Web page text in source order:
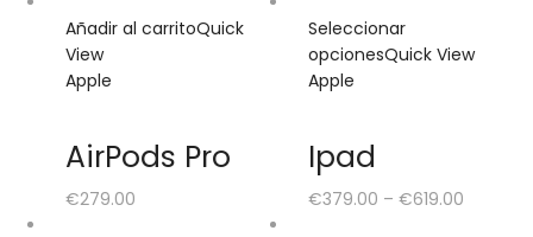
Añadir al carritoQuick
View
Apple
AirPods Pro
€279.00
Seleccionar
opcionesQuick View
Apple
Ipad
€379.00 – €619.00